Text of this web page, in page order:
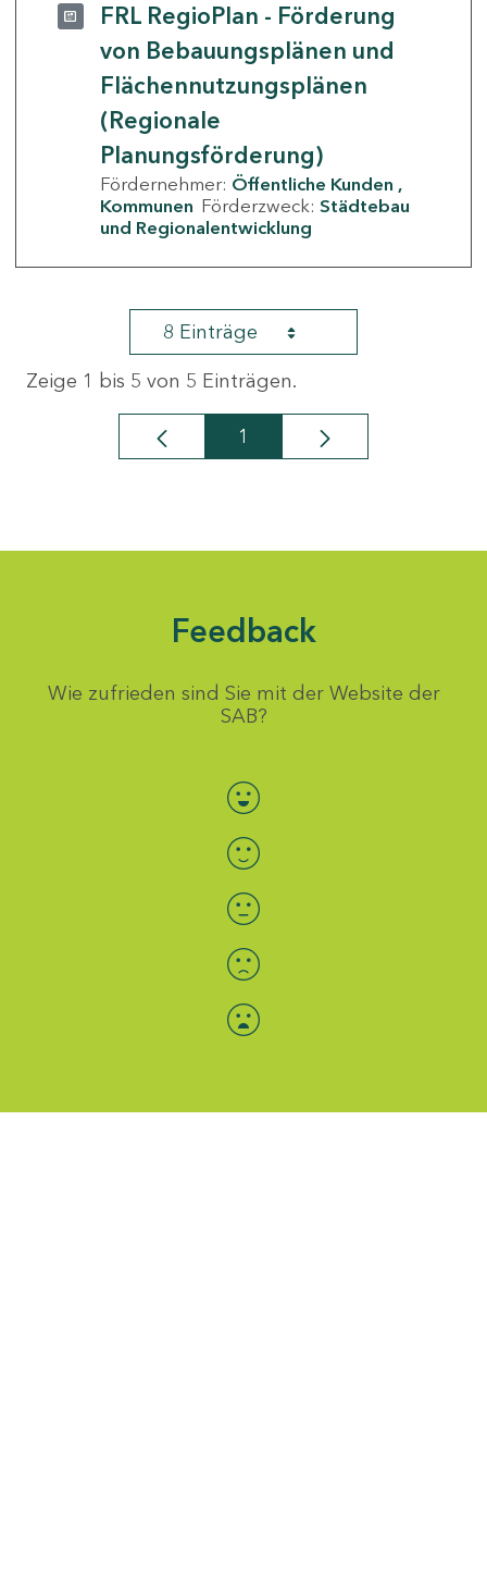
FRL RegioPlan - Förderung
von Bebauungsplänen und
Flächennutzungsplänen
(Regionale
Planungsförderung)
Fördernehmer: Öffentliche Kunden
Kommunen Förderzweck: Städtebau
und Regionalentwicklung
8 Einträge
Zeige 1 bis 5 von 5 Einträgen.
Seite
1
Feedback
Wie zufrieden sind Sie mit der Website der
SAB?
Bewertung auswählen